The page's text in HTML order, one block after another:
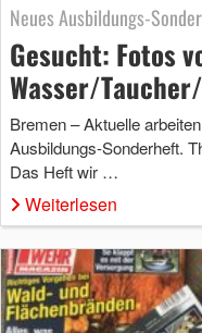
Neues Ausbildungs-
Gesucht: Fotos
Wasser/
Bremen – Aktuelle
Ausbildungs-Sonderheft.
Das Heft wir …
Weiterlesen